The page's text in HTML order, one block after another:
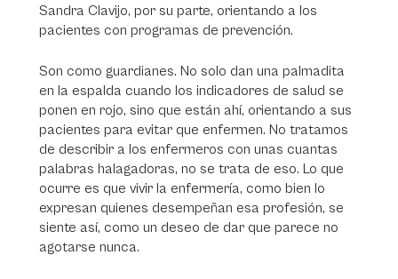
Sandra Clavijo, por su parte, orientando a los
pacientes con programas de prevención.
Son como guardianes. No solo dan una palmadita
en la espalda cuando los indicadores de salud se
ponen en rojo, sino que están ahí, orientando a sus
pacientes para evitar que enfermen. No tratamos
de describir a los enfermeros con unas cuantas
palabras halagadoras, no se trata de eso. Lo que
ocurre es que vivir la enfermería, como bien lo
expresan quienes desempeñan esa profesión, se
siente así, como un deseo de dar que parece no
agotarse nunca.